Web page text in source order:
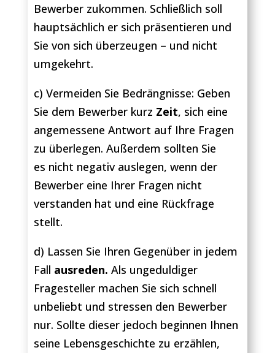
Bewerber zukommen. Schließlich soll
hauptsächlich er sich präsentieren und
Sie von sich überzeugen – und nicht
umgekehrt.
c) Vermeiden Sie Bedrängnisse: Geben
Sie dem Bewerber kurz Zeit, sich eine
angemessene Antwort auf Ihre Fragen
zu überlegen. Außerdem sollten Sie
es nicht negativ auslegen, wenn der
Bewerber eine Ihrer Fragen nicht
verstanden hat und eine Rückfrage
stellt.
d) Lassen Sie Ihren Gegenüber in jedem
Fall ausreden. Als ungeduldiger
Fragesteller machen Sie sich schnell
unbeliebt und stressen den Bewerber
nur. Sollte dieser jedoch beginnen Ihnen
seine Lebensgeschichte zu erzählen,